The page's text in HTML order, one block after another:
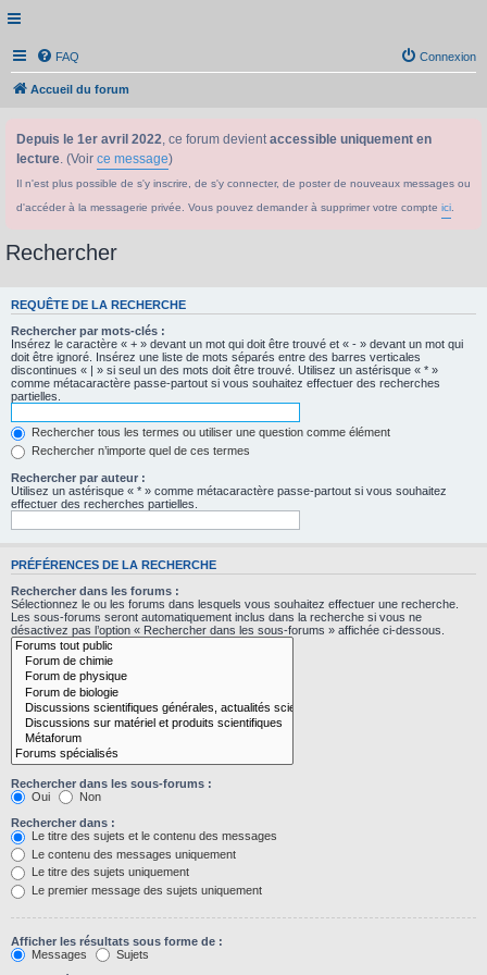
FAQ Connexion
Accueil du forum
Depuis le 1er avril 2022, ce forum devientaccessible uniquement en
lecture. (Voir ce message)
Il n'est plus possible de s'y inscrire, de s'y connecter, de poster de nouveaux messages ou
d'accéder à la messagerie privée. Vous pouvez demander à supprimer votre compte ici
Rechercher
REQUÊTE DE LA RECHERCHE
Rechercher par mots-clés :
Insérez le caractère « + » devant un mot qui doit être trouvé et « - » devant un mot qui
doit être ignoré. Insérez une liste de mots séparés entre des barres verticales
discontinues « | » si seul un des mots doit être trouvé. Utilisez un astérisque « * »
comme métacaractère passe-partout si vous souhaitez effectuer des recherches
partielles.
Rechercher tous les termes ou utiliser une question comme élément
Rechercher n’importe quel de ces termes
Rechercher par auteur :
Utilisez un astérisque « * » comme métacaractère passe-partout si vous souhaitez
effectuer des recherches partielles.
PRÉFÉRENCES DE LA RECHERCHE
Rechercher dans les forums :
Sélectionnez le ou les forums dans lesquels vous souhaitez effectuer une recherche.
Les sous-forums seront automatiquement inclus dans la recherche si vous ne
désactivez pas l’option « Rechercher dans les sous-forums » affichée ci-dessous.
Rechercher dans les sous-forums :
Oui
Non
Rechercher dans :
Le titre des sujets et le contenu des messages
Le contenu des messages uniquement
Le titre des sujets uniquement
Le premier message des sujets uniquement
Afficher les résultats sous forme de :
Messages
Sujets